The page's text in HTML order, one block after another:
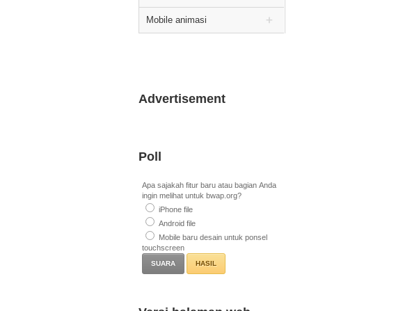
Mobile animasi
Advertisement
Poll
Apa sajakah fitur baru atau bagian Anda
ingin melihat untuk bwap.org?
iPhone file
Android file
Mobile baru desain untuk ponsel
touchscreen
HASIL